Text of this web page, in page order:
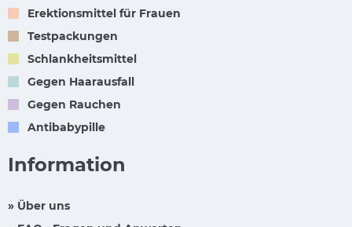
Erektionsmittel für Frauen
Testpackungen
Schlankheitsmittel
Gegen Haarausfall
Gegen Rauchen
Antibabypille
Information
» Über uns